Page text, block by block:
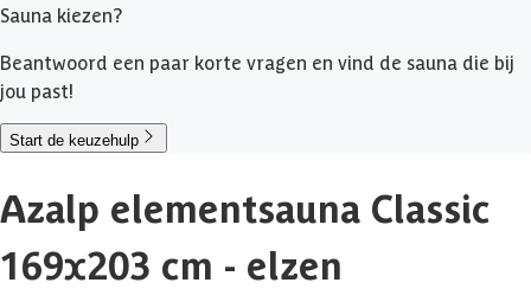
Sauna kiezen?
Beantwoord een paar korte vragen en vind de sauna die bij
jou past!
Start de keuzehulp
Azalp elementsauna Classic
169x203 cm - elzen